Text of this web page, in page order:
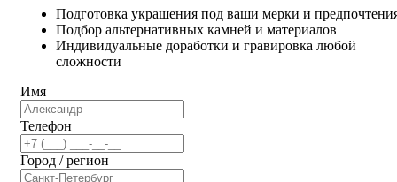
Подготовка украшения под ваши мерки и
Подбор альтернативных камней и материалов
Индивидуальные доработки и гравировка любой
сложности
Имя
Телефон
Город / регион